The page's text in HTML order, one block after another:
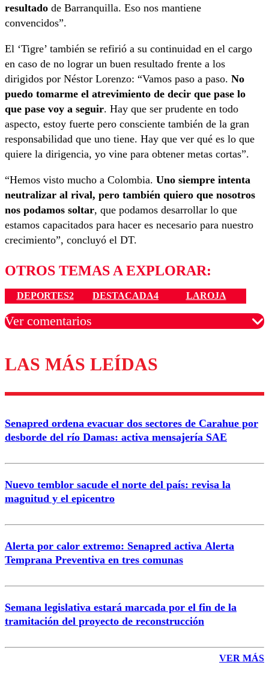
resultado de Barranquilla. Eso nos mantiene
convencidos”.
El ‘Tigre’ también se refirió a su continuidad en el cargo
en caso de no lograr un buen resultado frente a los
dirigidos por Néstor Lorenzo: “Vamos paso a paso. No
puedo tomarme el atrevimiento de decir que pase lo
que pase voy a seguir. Hay que ser prudente en todo
aspecto, estoy fuerte pero consciente también de la gran
responsabilidad que uno tiene. Hay que ver qué es lo que
quiere la dirigencia, yo vine para obtener metas cortas”.
“Hemos visto mucho a Colombia. Uno siempre intenta
neutralizar al rival, pero también quiero que nosotros
nos podamos soltar, que podamos desarrollar lo que
estamos capacitados para hacer es necesario para nuestro
crecimiento”, concluyó el DT.
OTROS TEMAS A EXPLORAR:
DEPORTES2 DESTACADA4 LAROJA
Ver comentarios
Los comentarios son moderados para garantizar un
diálogo respetuoso.
Nombre
Correo
LAS MÁS LEÍDAS
Senapred ordena evacuar dos sectores de Carahue por
desborde del río Damas: activa mensajería SAE
Nuevo temblor sacude el norte del país: revisa la
magnitud y el epicentro
Alerta por calor extremo: Senapred activa Alerta
Temprana Preventiva en tres comunas
Semana legislativa estará marcada por el fin de la
tramitación del proyecto de reconstrucción
VER MÁS